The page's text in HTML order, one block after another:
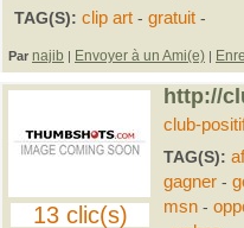
TAG(S): clip art - gratuit -
Par najib | Envoyer à un Ami(e) |
13 clic(s)
http://
club-
TAG(S):
gagner-
msn -